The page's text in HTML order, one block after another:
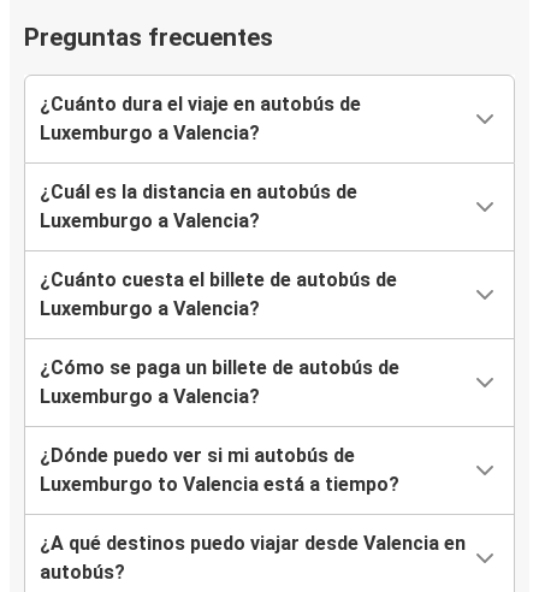
Preguntas frecuentes
¿Cuánto dura el viaje en autobús de
Luxemburgo a Valencia?
¿Cuál es la distancia en autobús de
Luxemburgo a Valencia?
¿Cuánto cuesta el billete de autobús de
Luxemburgo a Valencia?
¿Cómo se paga un billete de autobús de
Luxemburgo a Valencia?
¿Dónde puedo ver si mi autobús de
Luxemburgo to Valencia está a tiempo?
¿A qué destinos puedo viajar desde Valencia en
autobús?